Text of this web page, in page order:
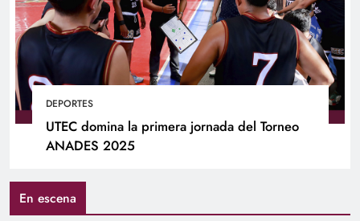
DEPORTES
UTEC domina la primera jornada del Torneo
ANADES 2025
En escena